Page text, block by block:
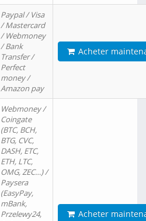
Paypal / Visa
/ Mastercard
/ Webmoney
/ Bank
Transfer /
Perfect
money /
Amazon pay
Acheter
Webmoney /
Coingate
(BTC, BCH,
BTG, CVC,
DASH, ETC,
ETH, LTC,
OMG, ZEC…) /
Paysera
(EasyPay,
mBank,
Przelewy24,
Acheter